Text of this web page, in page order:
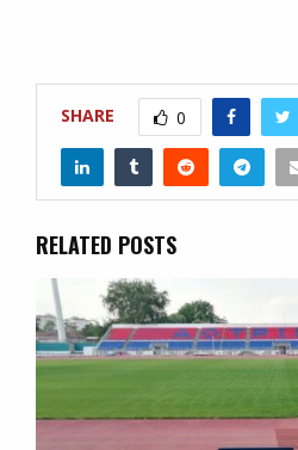
SHARE 0
RELATED POSTS